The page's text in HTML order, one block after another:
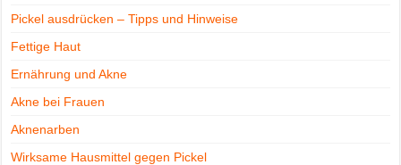
Pickel ausdrücken – Tipps und Hinweise
Fettige Haut
Ernährung und Akne
Akne bei Frauen
Aknenarben
Wirksame Hausmittel gegen Pickel